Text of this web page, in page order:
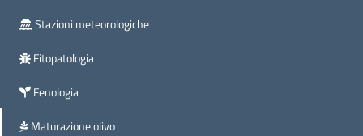
Stazioni meteorologiche
Fitopatologia
Fenologia
Maturazione olivo